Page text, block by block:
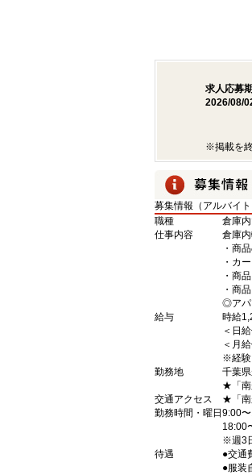
求人応募
2026/08/
※掲載を
募集情報（アルバイ
職種
倉庫
仕事内容
倉庫
・商
・カ
・商
・商
◎アパ
給与
時給
＜日
＜月
※経験
勤務地
千葉
★「南
交通アクセス
★「南
勤務時間・曜日 9:00
18:00
※週3
待遇
●交通
●服装